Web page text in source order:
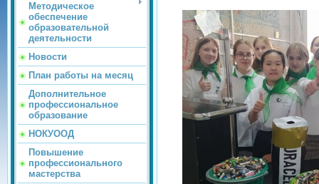
Методическое
обеспечение
образовательной
деятельности
Новости
План работы на месяц
Дополнительное
профессиональное
образование
НОКУООД
Повышение
профессионального
мастерства